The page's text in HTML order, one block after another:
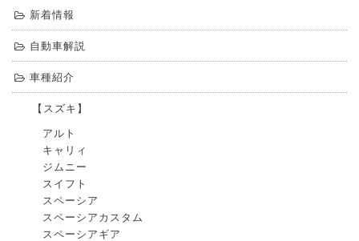
新着情報
自動車解説
車種紹介
【スズキ】
アルト
キャリィ
ジムニー
スイフト
スペーシア
スペーシアカスタム
スペーシアギア